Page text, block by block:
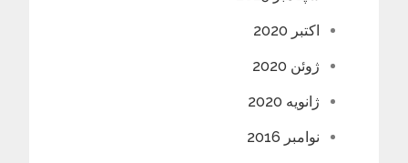
اکتبر 2020
ژوئن 2020
ژانویه 2020
نوامبر 2016